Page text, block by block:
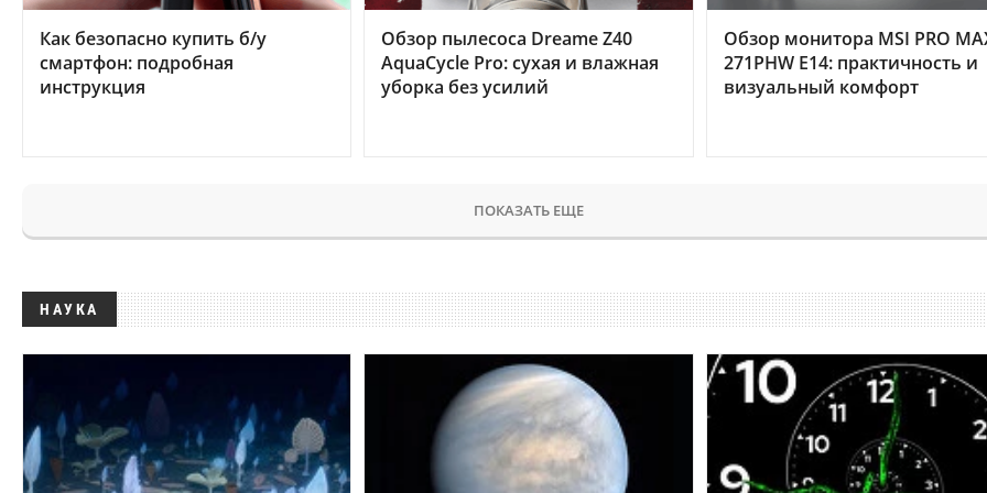
Как безопасно купить б/у
смартфон: подробная
инструкция
Обзор пылесоса Dreame Z40
AquaCycle Pro: сухая и влажная
уборка без усилий
Обзор монитора MSI PRO
271PHW E14: практичность и
визуальный комфорт
ПОКАЗАТЬ ЕЩЕ
НАУКА